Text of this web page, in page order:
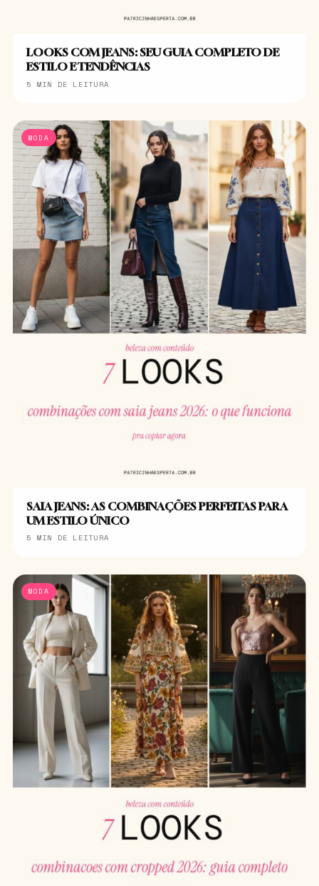
LOOKS COM JEANS: SEU GUIA COMPLETO DE
ESTILO E TENDÊNCIAS
5 MIN DE LEITURA
MODA
SAIA JEANS: AS COMBINAÇÕES PERFEITAS PARA
UM ESTILO ÚNICO
5 MIN DE LEITURA
MODA